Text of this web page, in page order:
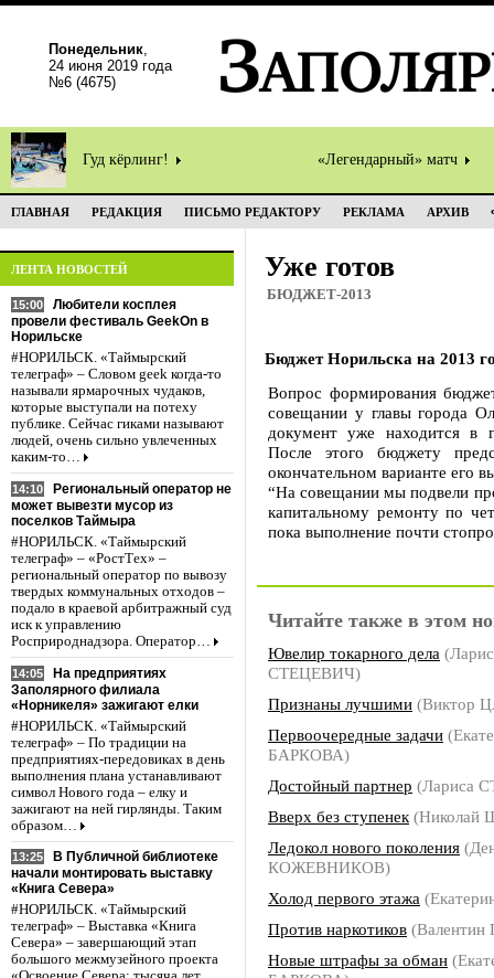
Понедельник,
24 июня 2019 года
№6 (4675)
Гуд кёрлинг! «Легендарный» матч
ГЛАВНАЯ РЕДАКЦИЯ ПИСЬМО РЕДАКТОРУ РЕКЛАМА АРХИВ
ЛЕНТА НОВОСТЕЙ
15:00
Любители косплея
провели фестиваль GeekOn в
Норильске
#НОРИЛЬСК. «Таймырский
телеграф» – Словом geek когда-то
называли ярмарочных чудаков,
которые выступали на потеху
публике. Сейчас гиками называют
людей, очень сильно увлеченных
каким-то…
14:10
Региональный оператор не
может вывезти мусор из
поселков Таймыра
#НОРИЛЬСК. «Таймырский
телеграф» – «РостТех» –
региональный оператор по вывозу
твердых коммунальных отходов –
подало в краевой арбитражный суд
иск к управлению
Росприроднадзора. Оператор…
14:05
На предприятиях
Заполярного филиала
«Норникеля» зажигают елки
#НОРИЛЬСК. «Таймырский
телеграф» – По традиции на
предприятиях-передовиках в день
выполнения плана устанавливают
символ Нового года – елку и
зажигают на ней гирлянды. Таким
образом…
13:25
В Публичной библиотеке
начали монтировать выставку
«Книга Севера»
#НОРИЛЬСК. «Таймырский
телеграф» – Выставка «Книга
Севера» – завершающий этап
большого межмузейного проекта
Уже готов
БЮДЖЕТ-2013
Бюджет Норильска на 2013
Вопрос формирования
совещании у главы города
документ уже находится в
После этого бюджету
окончательном варианте его
“На совещании мы подвели
капитальному ремонту по
пока выполнение почти
Читайте также в этом
Ювелир токарного дела
СТЕЦЕВИЧ)
Признаны лучшими (Виктор
Первоочередные задачи
БАРКОВА)
Достойный партнер (Лариса
Вверх без ступенек
Ледокол нового поколения
КОЖЕВНИКОВ)
Холод первого этажа
Против наркотиков
Новые штрафы за обман